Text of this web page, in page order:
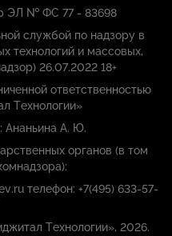
ЭЛ № ФС 77 - 83698
службой по надзору в
технологий и массовых,
26.07.2022 18+
ответственностью
Технологии»
Ананьина А. Ю.
органов (в том
телефон: +7(495) 633-57-
Технологии», 2026.